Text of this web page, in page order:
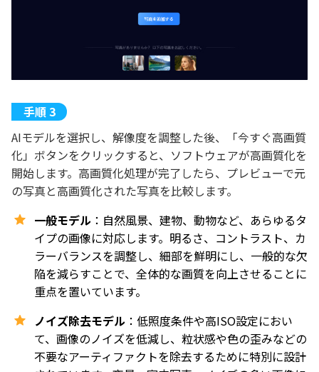
AIモデルを選択し、解像度を調整した後、「今すぐ高画質
化」ボタンをクリックすると、ソフトウェアが高画質化を
開始します。高画質化処理が完了したら、プレビューで元
の写真と高画質化された写真を比較します。
一般モデル ：自然風景、建物、動物など、あらゆるタ
イプの画像に対応します。明るさ、コントラスト、カ
ラーバランスを調整し、細部を鮮明にし、一般的な欠
陥を減らすことで、全体的な画質を向上させることに
重点を置いています。
ノイズ除去モデル ：低照度条件や高ISO設定におい
て、画像のノイズを低減し、粒状感や色の歪みなどの
不要なアーティファクトを除去するために特別に設計